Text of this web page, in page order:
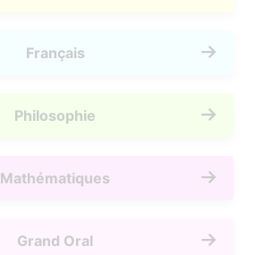
Français
Philosophie
Mathématiques
Grand Oral